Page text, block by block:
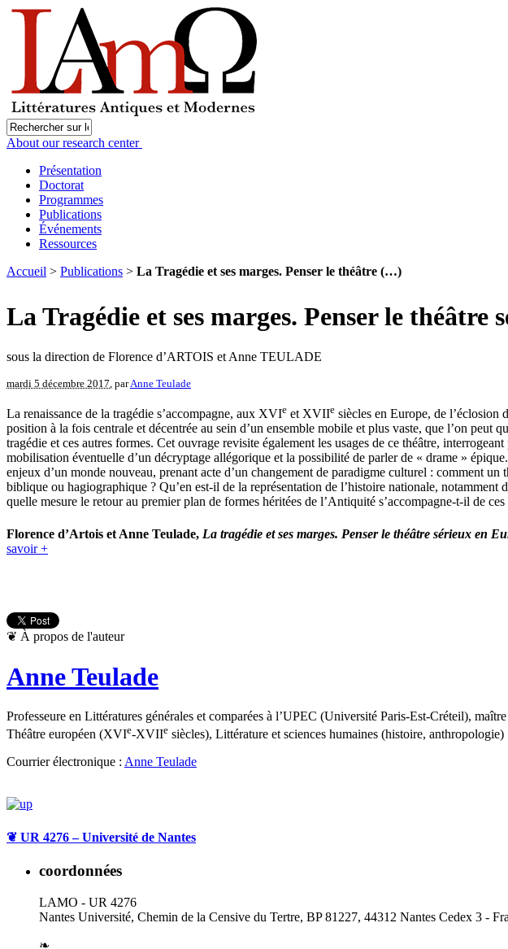
About our research center
Présentation
Doctorat
Programmes
Publications
Événements
Ressources
Accueil > Publications > La Tragédie et ses marges. Penser le théâtre (…)
La Tragédie et ses marges. Penser le
sous la direction de Florence d’ARTOIS et Anne TEULADE
mardi 5 décembre 2017 , parAnne Teulade
La renaissance de la tragédie s’accompagne, aux XVIe et XVIIe siècles en Europe, de l’éclosion
position à la fois centrale et décentrée au sein d’un ensemble mobile et plus vaste, que l’on
tragédie et ces autres formes. Cet ouvrage revisite également les usages de ce théâtre,
mobilisation éventuelle d’un décryptage allégorique et la possibilité de parler de « drame »
enjeux d’un monde nouveau, prenant acte d’un changement de paradigme culturel : comment
biblique ou hagiographique ? Qu’en est-il de la représentation de l’histoire nationale,
quelle mesure le retour au premier plan de formes héritées de l’Antiquité s’accompagne-t-il de
Florence d’Artois et Anne Teulade, La tragédie et ses marges. Penser le théâtre sérieux en
savoir +
❦ À propos de l'auteur
Anne Teulade
Professeure en Littératures générales et comparées à l’UPEC (Université Paris-Est-Créteil),
Théâtre européen (XVIe-XVIIe siècles), Littérature et sciences humaines (histoire, anthropologie)
Courrier électronique : Anne Teulade
❦ UR 4276 – Université de Nantes
coordonnées
LAMO - UR 4276
Nantes Université, Chemin de la Censive du Tertre, BP 81227, 44312 Nantes Cedex 3 -
❧